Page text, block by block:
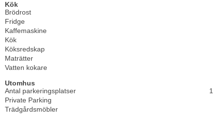
Kök
Brödrost
Fridge
Kaffemaskine
Kök
Köksredskap
Maträtter
Vatten kokare
Utomhus
Antal parkeringsplatser
1
Private Parking
Trädgårdsmöbler